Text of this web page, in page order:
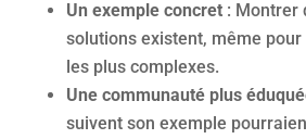
Un exemple concret: Montrer
solutions existent, même
les plus complexes.
Une communauté plus
suivent son exemple